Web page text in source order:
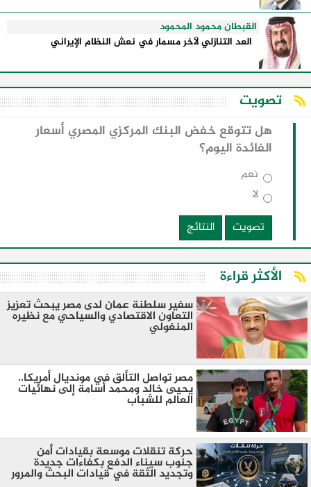
القبطان محمود المحمود
العد التنازلي لآخر مسمار في نعش النظام الإيراني
تصويت
هل تتوقع خفض البنك المركزي المصري أسعار
الفائدة اليوم؟
نعم
لا
تصويت
النتائج
الأكثر قراءة
سفير سلطنة عمان لدى مصر يبحث تعزيز
التعاون الاقتصادي والسياحي مع نظيره
المنغولي ​
مصر تواصل التألق في مونديال أمريكا..
يحيى خالد ومحمد أسامة إلى نهائيات
العالم للشباب
حركة تنقلات موسعة بقيادات أمن
جنوب سيناء الدفع بكفاءات جديدة
وتجديد الثقة في قيادات البحث والمرور